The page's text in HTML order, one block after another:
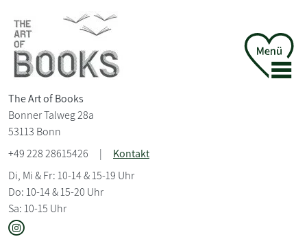
The Art of Books
Bonner Talweg 28a
53113 Bonn
+49 228 28615426
|
Kontakt
Di, Mi & Fr: 10-14 & 15-19 Uhr
Do: 10-14 & 15-20 Uhr
Sa: 10-15 Uhr